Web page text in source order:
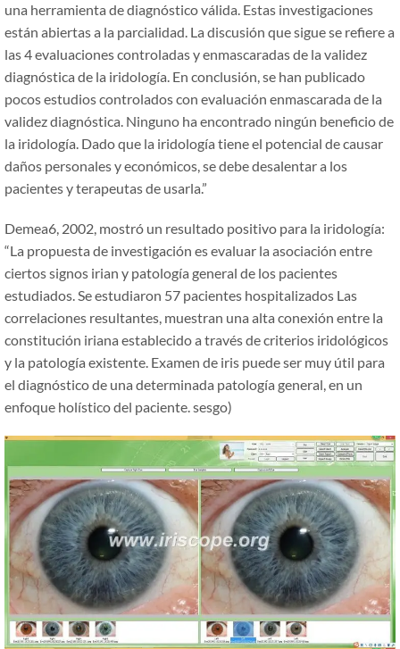
una herramienta de diagnóstico válida. Estas investigaciones
están abiertas a la parcialidad. La discusión que sigue se refiere a
las 4 evaluaciones controladas y enmascaradas de la validez
diagnóstica de la iridología. En conclusión, se han publicado
pocos estudios controlados con evaluación enmascarada de la
validez diagnóstica. Ninguno ha encontrado ningún beneficio de
la iridología. Dado que la iridología tiene el potencial de causar
daños personales y económicos, se debe desalentar a los
pacientes y terapeutas de usarla.”
Demea6, 2002, mostró un resultado positivo para la iridología:
“La propuesta de investigación es evaluar la asociación entre
ciertos signos irian y patología general de los pacientes
estudiados. Se estudiaron 57 pacientes hospitalizados Las
correlaciones resultantes, muestran una alta conexión entre la
constitución iriana establecido a través de criterios iridológicos
y la patología existente. Examen de iris puede ser muy útil para
el diagnóstico de una determinada patología general, en un
enfoque holístico del paciente. sesgo)